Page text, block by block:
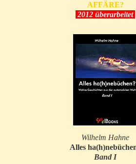
AFFÄRE?
2012 überarbeitet
Wilhelm Hahne
Alles
Band I